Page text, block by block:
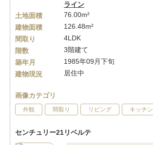
ライン
土地面積
76.00m²
建物面積
126.48m²
間取り
4LDK
階数
3階建て
築年月
1985年09月下旬
建物現況
居住中
画像カテゴリ
外観 間取り リビング キッチン
センチュリー21リベルテ